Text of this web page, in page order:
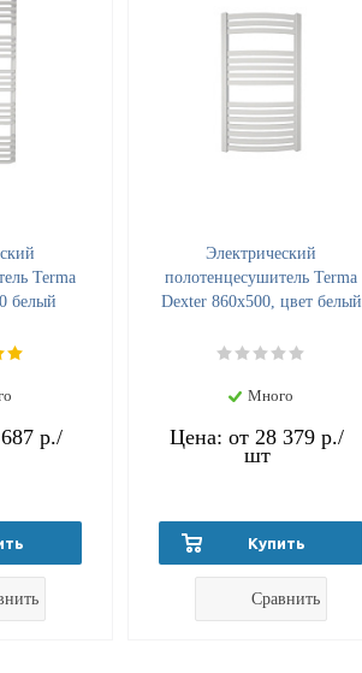
Terma
белый
р./
Электрический
полотенцесушитель Terma
Dexter 860x500, цвет белый
Много
Цена: от 28 379 р./
шт
Купить
Сравнить